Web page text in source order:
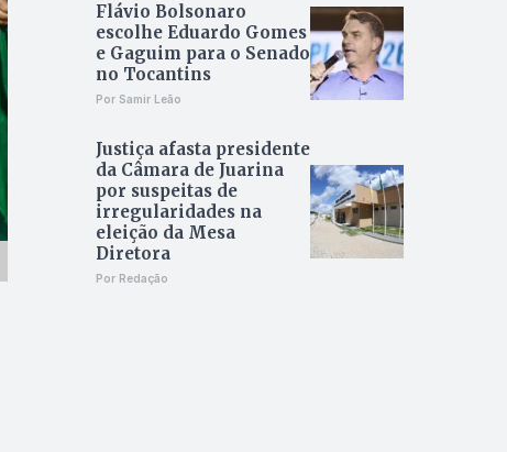
Flávio Bolsonaro
escolhe Eduardo Gomes
e Gaguim para o Senado
no Tocantins
Por Samir Leão
Justiça afasta presidente
da Câmara de Juarina
por suspeitas de
irregularidades na
eleição da Mesa
Diretora
Por Redação